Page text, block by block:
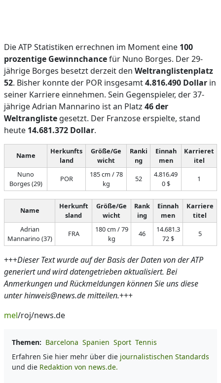
Die ATP Statistiken errechnen im Moment eine 100
prozentige Gewinnchancefür Nuno Borges. Der 29-
jährige Borges besetzt derzeit den Weltranglistenplatz
52. Bisher konnte der POR insgesamt4.816.490 Dollar in
seiner Karriere einnehmen. Sein Gegenspieler, der 37-
jährige Adrian Mannarino ist an Platz 46 der
Weltrangliste gesetzt. Der Franzose erspielte, stand
heute 14.681.372 Dollar.
Name
Herkunfts
land
Größe/Ge
wicht
Ranki
ng
Einnah
men
Karrieret
itel
Nuno
Borges (29)
POR
185 cm / 78
kg
52
4.816.49
0 $
1
Name
Herkunft
sland
Größe/Ge
wicht
Rank
ing
Einnah
men
Karriere
titel
Adrian
Mannarino (37)
FRA
180 cm / 79
kg
46
14.681.3
72 $
5
+++Dieser Text wurde auf der Basis der Daten von der ATP
generiert und wird datengetrieben aktualisiert. Bei
Anmerkungen und Rückmeldungen können Sie uns diese
unter hinweis@news.de mitteilen.+++
mel/roj/news.de
Themen: Barcelona Spanien Sport Tennis
Erfahren Sie hier mehr über die journalistischen Standards
und die Redaktion von news.de.